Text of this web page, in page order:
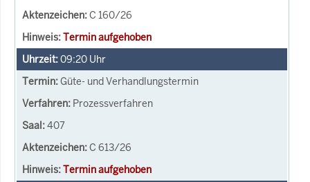
C 160/26
Termin aufgehoben
09:20 Uhr
Güte- und Verhandlungstermin
Prozessverfahren
407
C 613/26
Termin aufgehoben